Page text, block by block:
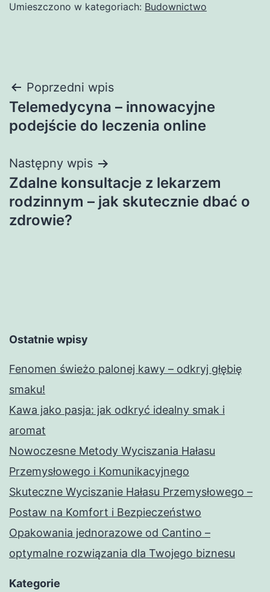
Umieszczono w kategoriach: Budownictwo
Nawigacja
wpisu
Poprzedni wpis
Telemedycyna – innowacyjne
podejście do leczenia online
Następny wpis
Zdalne konsultacje z lekarzem
rodzinnym – jak skutecznie dbać o
zdrowie?
Ostatnie wpisy
Fenomen świeżo palonej kawy – odkryj głębię
smaku!
Kawa jako pasja: jak odkryć idealny smak i
aromat
Nowoczesne Metody Wyciszania Hałasu
Przemysłowego i Komunikacyjnego
Skuteczne Wyciszanie Hałasu Przemysłowego –
Postaw na Komfort i Bezpieczeństwo
Opakowania jednorazowe od Cantino –
optymalne rozwiązania dla Twojego biznesu
Kategorie